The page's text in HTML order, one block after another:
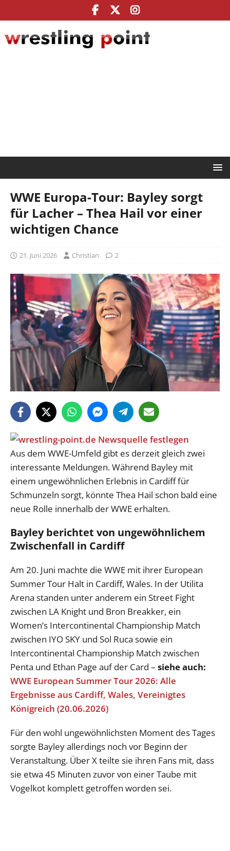
WWE Europa-Tour: Bayley sorgt
für Lacher – Thea Hail vor einer
wichtigen Chance
21. Juni 2026 Christian 2
Aus dem WWE-Umfeld gibt es derzeit gleich zwei
interessante Meldungen. Während Bayley mit
einem ungewöhnlichen Erlebnis in Cardiff für
Schmunzeln sorgt, könnte Thea Hail schon bald eine
neue Rolle innerhalb der WWE erhalten.
Bayley berichtet von ungewöhnlichem
Zwischenfall in Cardiff
Am 20. Juni machte die WWE mit ihrer European
Summer Tour Halt in Cardiff, Wales. In der Utilita
Arena standen unter anderem ein Street Fight
zwischen LA Knight und Bron Breakker, ein
Women’s Intercontinental Championship Match
zwischen IYO SKY und Sol Ruca sowie ein
Intercontinental Championship Match zwischen
Penta und Ethan Page auf der Card – siehe auch:
WWE European Summer Tour 2026: Alle
Ergebnisse aus Cardiff, Wales, Vereinigtes
Königreich (20.06.2026)
Für den wohl ungewöhnlichsten Moment des Tages
sorgte Bayley allerdings noch vor Beginn der
Veranstaltung. Über X teilte sie ihren Fans mit, dass
sie etwa 45 Minuten zuvor von einer Taube mit
Vogelkot komplett getroffen worden sei.